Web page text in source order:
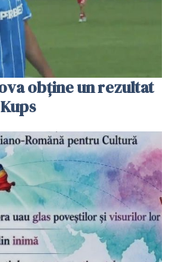
obține un rezultat